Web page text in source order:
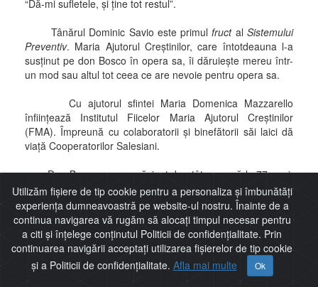
“Dă-mi sufletele, şi ţine tot restul”.
Tânărul Dominic Savio este primulfructalSistemului
Preventiv. Maria Ajutorul Creştinilor, care întotdeauna l-a
susţinut pe don Bosco în opera sa, îi dăruieşte mereu într-
un mod sau altul tot ceea ce are nevoie pentru opera sa.
Cu ajutorul sfintei Maria Domenica Mazzarello
înfiinţează Institutul Fiicelor Maria Ajutorul Creştinilor
(FMA). Împreună cu colaboratorii şi binefătorii săi laici dă
viaţă Cooperatorilor Salesiani.
Don Bosco moare măcinat de atâta muncă la 77 anni,
pe 31 ianuarie 1888. Recunoscut de Biserică ca “tată şi
maestru al tinerilor”, Papa Pius al XI-lea, care îl cunoscuse
personal, îl declară fericit în 1929, şi sfânt în ziua de
Sfintele Paşte, pe 1 aprilie 1934.
Harta Site Politică de confidențialitate
Utilizăm fișiere de tip cookie pentru a personaliza și îmbunătăți
experiența dumneavoastră pe website-ul nostru. Înainte de a
continua navigarea vă rugăm să alocați timpul necesar pentru
a citi și înțelege conținutul Politicii de confidențialitate. Prin
continuarea navigării acceptați utilizarea fișierelor de tip cookie
și a Politicii de confidențialitate. Afla mai multe Ok